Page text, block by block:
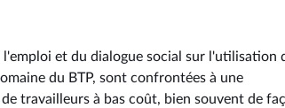
et du dialogue social sur l'utilisation
du BTP, sont confrontées à une
travailleurs à bas coût, bien souvent de